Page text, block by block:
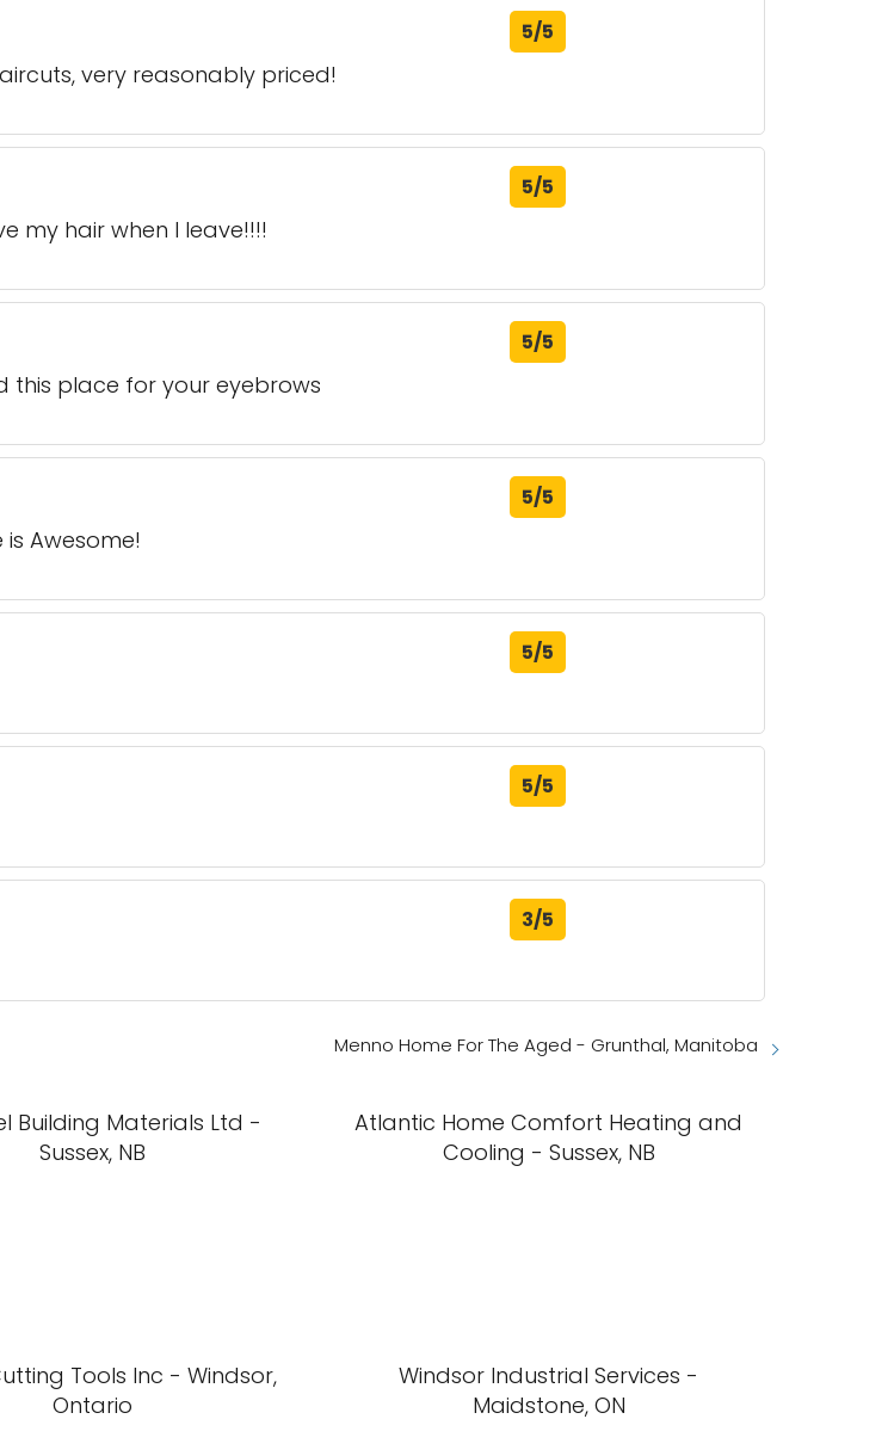
5/5
very reasonably priced!
5/5
my hair when I leave!!!!
5/5
this place for your eyebrows
5/5
Awesome!
5/5
5/5
3/5
Menno Home For The Aged - Grunthal, Manitoba
Building Materials Ltd -
Sussex, NB
Atlantic Home Comfort Heating and
Cooling - Sussex, NB
Tools Inc - Windsor,
Ontario
Windsor Industrial Services -
Maidstone, ON